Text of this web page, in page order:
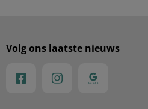
Volg ons laatste nieuws